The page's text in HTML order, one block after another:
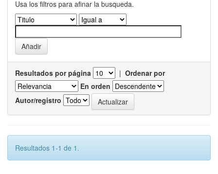
Usa los filtros para afinar la busqueda.
Resultados por página | Ordenar por
En orden
Autor/registro
Resultados 1-1 de 1.